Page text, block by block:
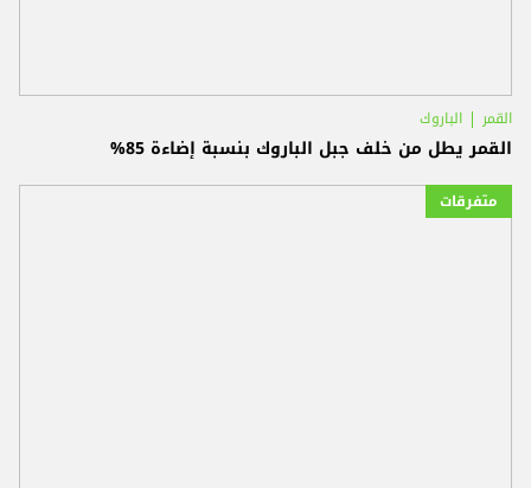
القمر الباروك
القمر يطل من خلف جبل الباروك بنسبة إضاءة 85%
متفرقات